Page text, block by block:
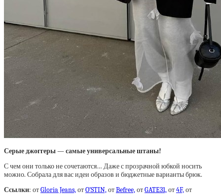
Серые джоггеры — самые универсальные штаны!
С чем они только не сочетаются… Даже с прозрачной юбкой носить
можно. Собрала для вас идеи образов и бюджетные варианты брюк.
Ссылки: отGloria Jeans,отO’STIN,отBefree,отGATE31,от4F,от